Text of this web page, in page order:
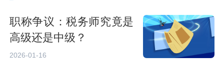
职称争议：税务师究竟是
高级还是中级？
2026-01-16